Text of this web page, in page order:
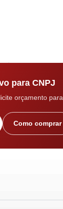
para CNPJ
orçamento
Como comprar